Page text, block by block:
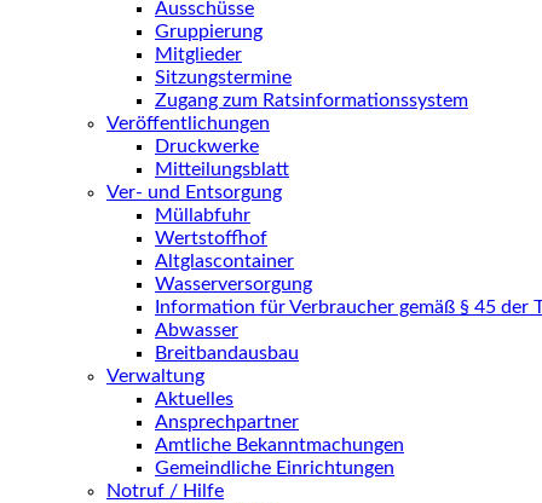
Ausschüsse
Gruppierung
Mitglieder
Sitzungstermine
Zugang zum Ratsinformationssystem
Veröffentlichungen
Druckwerke
Mitteilungsblatt
Ver- und Entsorgung
Müllabfuhr
Wertstoffhof
Altglascontainer
Wasserversorgung
Information für Verbraucher gemäß § 45 der
Abwasser
Breitbandausbau
Verwaltung
Aktuelles
Ansprechpartner
Amtliche Bekanntmachungen
Gemeindliche Einrichtungen
Notruf / Hilfe